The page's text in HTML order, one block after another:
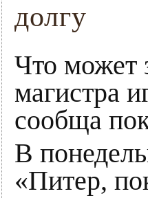
долгу
Что может
магистра
сообща
В
«Питер,